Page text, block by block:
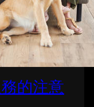
的注意